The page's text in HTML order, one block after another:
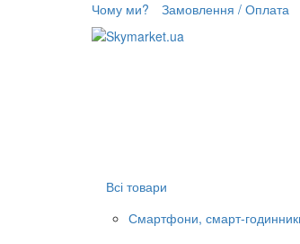
Чому ми? Замовлення / Оплата
Всі товари
Смартфони, смарт-